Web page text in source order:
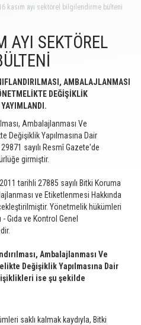
kasım ayı sektörel bilgilendirme bülteni
AYI SEKTÖREL
AMBALAJLANMASI
DEĞİŞİKLİK
Ambalajlanması Ve
Değişiklik Yapılmasına Dair
sayılı Resmî Gazete'de
girmiştir.
tarihli 27885 sayılı Bitki Koruma
ve Etiketlenmesi Hakkında
Yönetmelik hükümleri
- Gıda ve Kontrol Genel
Ambalajlanması Ve
Değişiklik Yapılmasına Dair
ise şu şekilde
saklı kalmak kaydıyla, Bitki